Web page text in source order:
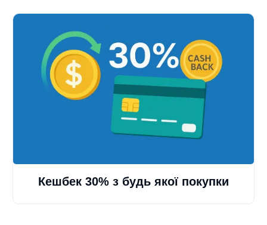
Кешбек 30% з будь якої покупки